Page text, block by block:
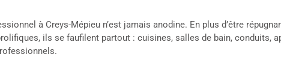
à Creys-Mépieu n’est jamais anodine. En plus d’être
ils se faufilent partout : cuisines, salles de bain, conduits,